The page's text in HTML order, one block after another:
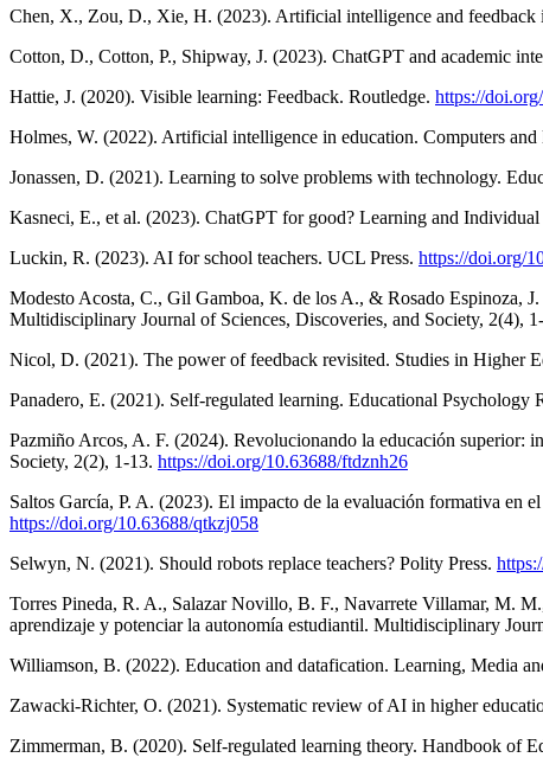
Chen, X., Zou, D., Xie, H. (2023). Artificial intelligence and feedback
Cotton, D., Cotton, P., Shipway, J. (2023). ChatGPT and academic
Hattie, J. (2020). Visible learning: Feedback. Routledge. https://
Holmes, W. (2022). Artificial intelligence in education. Computers
Jonassen, D. (2021). Learning to solve problems with technology.
Kasneci, E., et al. (2023). ChatGPT for good? Learning and
Luckin, R. (2023). AI for school teachers. UCL Press. https://doi.org/
Modesto Acosta, C., Gil Gamboa, K. de los A., & Rosado Espinoza,
Multidisciplinary Journal of Sciences, Discoveries, and Society, 2(4),
Nicol, D. (2021). The power of feedback revisited. Studies in Higher
Panadero, E. (2021). Self-regulated learning. Educational Psychology
Pazmiño Arcos, A. F. (2024). Revolucionando la educación superior:
Society, 2(2), 1-13. https://doi.org/10.63688/ftdznh26
Saltos García, P. A. (2023). El impacto de la evaluación formativa en
https://doi.org/10.63688/qtkzj058
Selwyn, N. (2021). Should robots replace teachers? Polity Press.
Torres Pineda, R. A., Salazar Novillo, B. F., Navarrete Villamar, M.
aprendizaje y potenciar la autonomía estudiantil. Multidisciplinary
Williamson, B. (2022). Education and datafication. Learning, Media
Zawacki-Richter, O. (2021). Systematic review of AI in higher
Zimmerman, B. (2020). Self-regulated learning theory. Handbook of